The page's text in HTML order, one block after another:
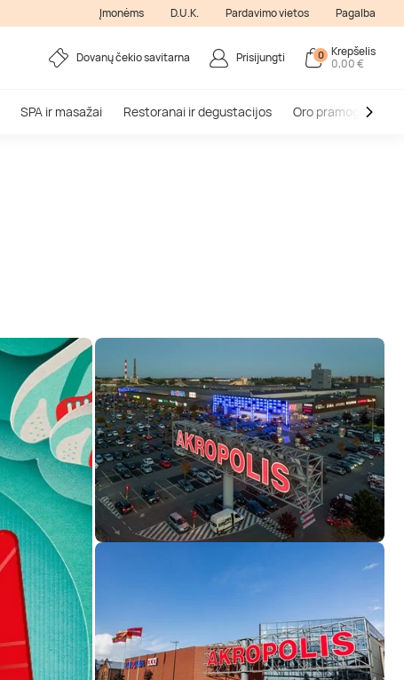
Įmonėms D.U.K. Pardavimo vietos Pagalba
Dovanų čekio savitarna Prisijungti 0 Krepšelis
0,00 €
SPA ir masažai Restoranai ir degustacijos Oro pramogos